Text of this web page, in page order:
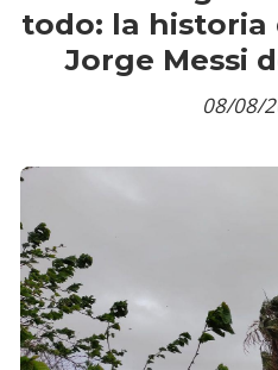
todo: la historia
Jorge Messi
08/08/